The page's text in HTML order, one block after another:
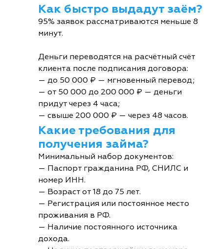
Как быстро выдадут заём?
95% заявок рассматриваются меньше 8
минут.
Деньги переводятся на расчётный счёт
клиента после подписания договора:
— до 50 000 ₽ — мгновенный перевод;
— от 50 000 до 200 000 ₽ — деньги
придут через 4 часа;
— свыше 200 000 ₽ — через 48 часов.
Какие требования для
получения займа?
Минимальный набор документов:
— Паспорт гражданина РФ, СНИЛС и
номер ИНН.
— Возраст от 18 до 75 лет.
— Регистрация или постоянное место
проживания в РФ.
— Наличие постоянного источника
дохода.